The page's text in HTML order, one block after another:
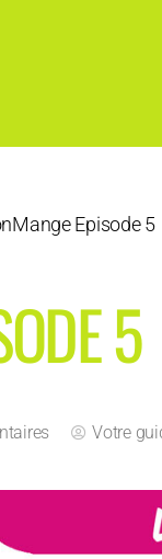
Episode 5
5
Votre